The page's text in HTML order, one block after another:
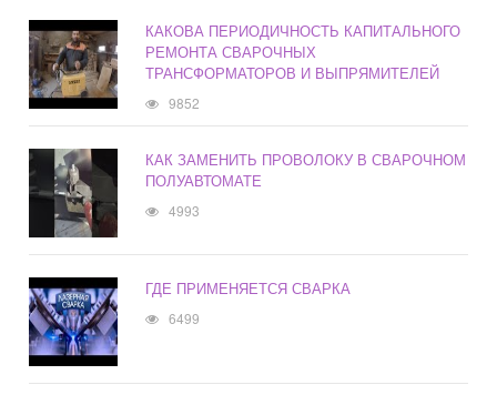
КАКОВА ПЕРИОДИЧНОСТЬ КАПИТАЛЬНОГО
РЕМОНТА СВАРОЧНЫХ
ТРАНСФОРМАТОРОВ И ВЫПРЯМИТЕЛЕЙ
9852
КАК ЗАМЕНИТЬ ПРОВОЛОКУ В СВАРОЧНОМ
ПОЛУАВТОМАТЕ
4993
ГДЕ ПРИМЕНЯЕТСЯ СВАРКА
6499